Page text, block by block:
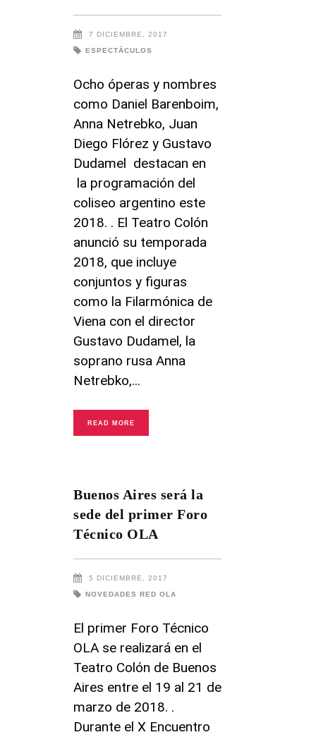
7 DICIEMBRE, 2017
ESPECTÁCULOS
Ocho óperas y nombres
como Daniel Barenboim,
Anna Netrebko, Juan
Diego Flórez y Gustavo
Dudamel destacan en
la programación del
coliseo argentino este
2018. . El Teatro Colón
anunció su temporada
2018, que incluye
conjuntos y figuras
como la Filarmónica de
Viena con el director
Gustavo Dudamel, la
soprano rusa Anna
Netrebko,
READ MORE
Buenos Aires será la
sede del primer Foro
Técnico OLA
5 DICIEMBRE, 2017
NOVEDADES RED OLA
El primer Foro Técnico
OLA se realizará en el
Teatro Colón de Buenos
Aires entre el 19 al 21 de
marzo de 2018. .
Durante el X Encuentro